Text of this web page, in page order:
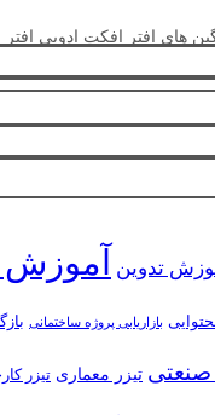
های افتر افکت ادوبی
تدوین آموزش
بازاریابی پروژه ساختمانی
صنعتی تیزر معماری تیزر